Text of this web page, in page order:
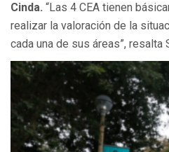
Cinda. “Las 4 CEA tienen
realizar la valoración de la
cada una de sus áreas”, resalta